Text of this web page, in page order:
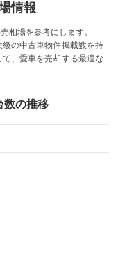
情報
相場を参考にします。
の中古車物件掲載数を持
、愛車を売却する最適な
数の推移